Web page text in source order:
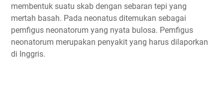
membentuk suatu skab dengan sebaran tepi yang
mertah basah. Pada neonatus ditemukan sebagai
pemfigus neonatorum yang nyata bulosa. Pemfigus
neonatorum merupakan penyakit yang harus dilaporkan
di Inggris.